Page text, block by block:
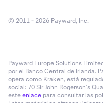
© 2011 - 2026 Payward, Inc.
Payward Europe Solutions
por el Banco Central de Irlanda.
opera como Kraken, está
social: 70 Sir John Rogerson’s
esteenlace para consultar las